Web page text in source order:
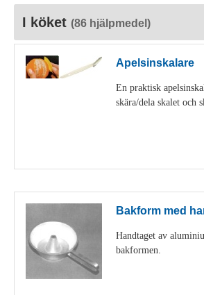
I köket (86 hjälpmedel)
Apelsinskalare
En praktisk
skära/dela skalet och
Bakform med
Handtaget av
bakformen.